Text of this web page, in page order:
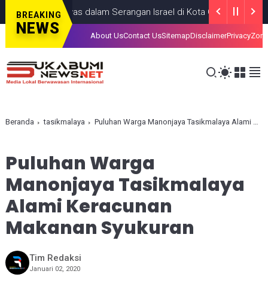
BREAKING
NEWS
Anak, Tewas dalam Serangan Israel di Kota Gaza GAZA JULY
About UsContact UsSitemapDisclaimerPrivacy
Beranda tasikmalaya Puluhan Warga Manonjaya Tasikmalaya Alami Keracunan Makanan Syukuran
Puluhan Warga
Manonjaya Tasikmalaya
Alami Keracunan
Makanan Syukuran
Tim Redaksi
Januari 02, 2020